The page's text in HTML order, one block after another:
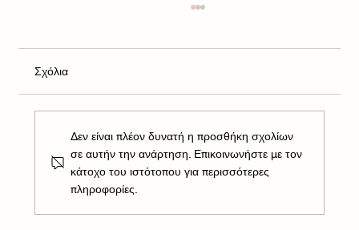
Όσοι γεννήθηκαν μεταξύ 1960 και 1980
είναι η τελευταία γενιά που μεγάλωσε με
Σχόλια
Δεν είναι πλέον δυνατή η προσθήκη σχολίων
σε αυτήν την ανάρτηση. Επικοινωνήστε με τον
κάτοχο του ιστότοπου για περισσότερες
πληροφορίες.